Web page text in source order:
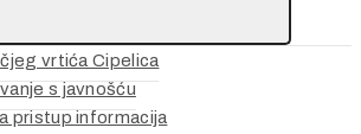
vrtića Cipelica
s javnošću
pristup informacija